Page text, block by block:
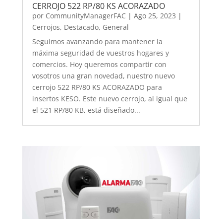
CERROJO 522 RP/80 KS ACORAZADO
por CommunityManagerFAC | Ago 25, 2023 |
Cerrojos, Destacado, General
Seguimos avanzando para mantener la
máxima seguridad de vuestros hogares y
comercios. Hoy queremos compartir con
vosotros una gran novedad, nuestro nuevo
cerrojo 522 RP/80 KS ACORAZADO para
insertos KESO. Este nuevo cerrojo, al igual que
el 521 RP/80 KB, está diseñado...